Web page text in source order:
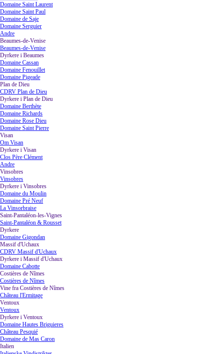
Domaine Saint Laurent
Domaine Saint Paul
Domaine de Saje
Domaine Serguier
Andre
Beaumes-de-Venise
Beaumes-de-Venise
Dyrkere i Beaumes
Domaine Cassan
Domaine Fenouillet
Domaine Pigeade
Plan de Dieu
CDRV Plan de Dieu
Dyrkere i Plan de Dieu
Domaine Berthète
Domaine Richards
Domaine Rose Dieu
Domaine Saint Pierre
Visan
Om Visan
Dyrkere i Visan
Clos Père Clément
Andre
Vinsobres
Vinsobres
Dyrkere i Vinsobres
Domaine du Moulin
Domaine Pré Neuf
La Vinsorbraise
Saint-Pantaléon-les-Vignes
Saint-Pantaléon & Rousset
Dyrkere
Domaine Gigondan
Massif d'Uchaux
CDRV Massif d'Uchaux
Dyrkere i Massif d'Uchaux
Domaine Cabotte
Costières de Nîmes
Costières de Nîmes
Vine fra Costières de Nîmes
Château l'Ermitage
Ventoux
Ventoux
Dyrkere i Ventoux
Domaine Hautes Briguieres
Château Pesquié
Domaine de Mas Caron
Italien